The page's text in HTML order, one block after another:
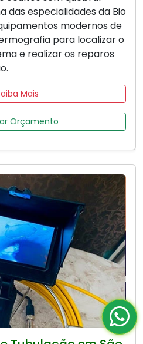
das especialidades da Bio
modernos de
para localizar o
e realizar os reparos
Mais
Orçamento